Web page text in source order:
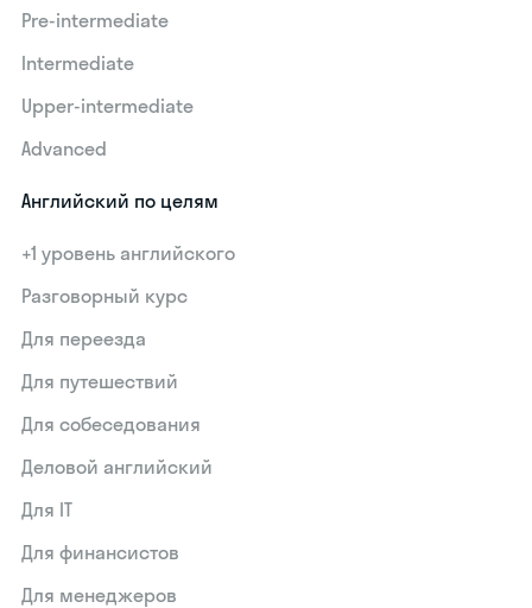
Pre-intermediate
Intermediate
Upper-intermediate
Advanced
Английский по целям
+1 уровень английского
Разговорный курс
Для переезда
Для путешествий
Для собеседования
Деловой английский
Для IT
Для финансистов
Для менеджеров